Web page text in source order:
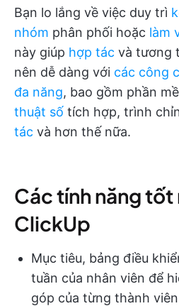
Bạn lo lắng về việc duy trì
nhóm phân phối hoặc làm
này giúp hợp tác và tương
nên dễ dàng với các công
đa năng, bao gồm phần
thuật số tích hợp, trình
tác và hơn thế nữa.
Các tính năng tốt
ClickUp
Mục tiêu, bảng điều
tuần của nhân viên để
góp của từng thành viên